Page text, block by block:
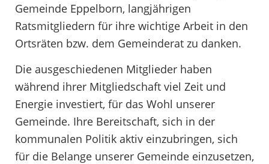
Gemeinde Eppelborn, langjährigen
Ratsmitgliedern für ihre wichtige Arbeit in den
Ortsräten bzw. dem Gemeinderat zu danken.
Die ausgeschiedenen Mitglieder haben
während ihrer Mitgliedschaft viel Zeit und
Energie investiert, für das Wohl unserer
Gemeinde. Ihre Bereitschaft, sich in der
kommunalen Politik aktiv einzubringen, sich
für die Belange unserer Gemeinde einzusetzen,